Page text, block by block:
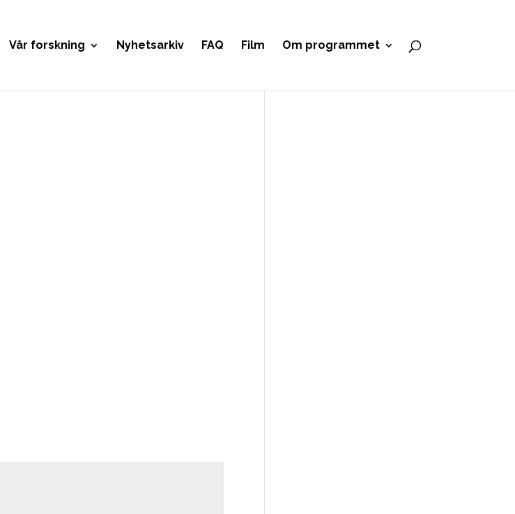
Vår forskning Nyhetsarkiv FAQ Film Om programmet